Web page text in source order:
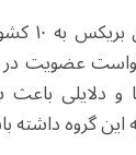
سوال:
عضویت در
دلایلی
گروه داشته